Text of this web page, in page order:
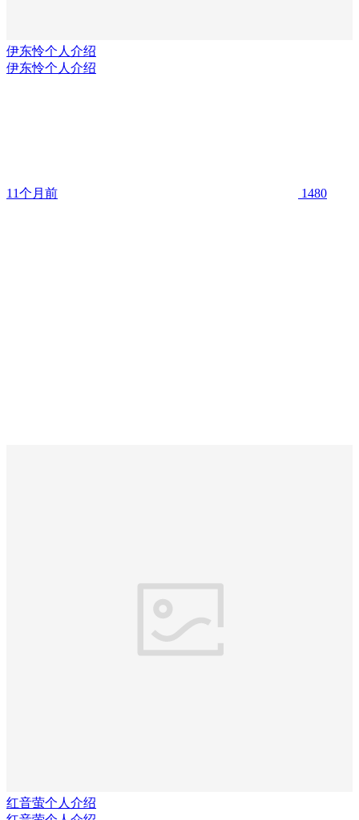
伊东怜个人介绍
伊东怜个人介绍
11个月前 1480
红音萤个人介绍